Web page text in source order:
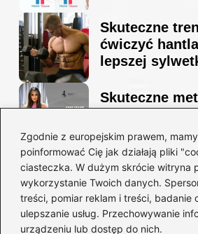
Zgodnie z europejskim prawem,
poinformować Cię jak działają pliki
ciasteczka. W dużym skrócie witryna
wykorzystanie Twoich danych.
treści, pomiar reklam i treści, badanie
ulepszanie usług. Przechowywanie
urządzeniu lub dostęp do nich.
Skuteczne
ćwiczyć
lepszej
Skuteczne
sylwetkę w
Idealny
go do swojej